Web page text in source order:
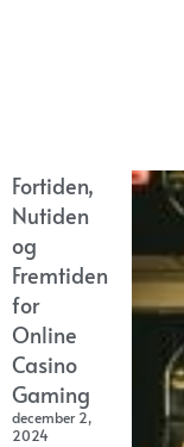
Fortiden,
Nutiden
og
Fremtiden
for
Online
Casino
Gaming
december 2,
2024